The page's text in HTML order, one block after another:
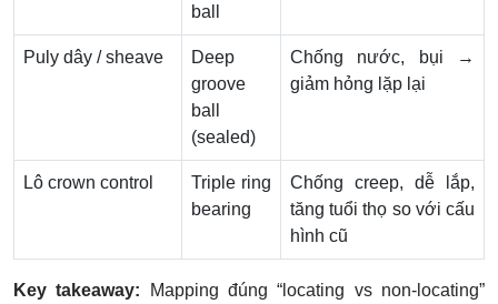
ball
Puly dây / sheave
Deep
groove
ball
(sealed)
Chống nước, bụi →
giảm hỏng lặp lại
Lô crown control
Triple ring
bearing
Chống creep, dễ lắp,
tăng tuổi thọ so với cấu
hình cũ
Key takeaway: Mapping đúng “locating vs non-locating”